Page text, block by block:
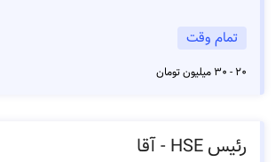
تمام وقت
رئیس HSE - آقا